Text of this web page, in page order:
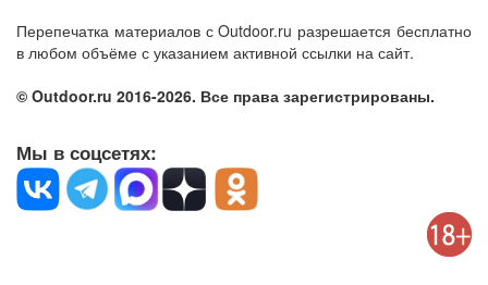
Перепечатка материалов с Outdoor.ru разрешается бесплатно
в любом объёме с указанием активной ссылки на сайт.
© Outdoor.ru 2016-2026. Все права зарегистрированы.
Мы в соцсетях: